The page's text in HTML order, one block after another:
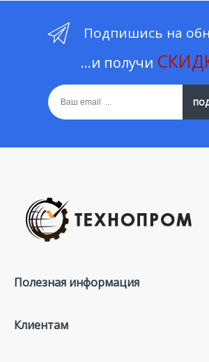
Подпишись на
...и получи
Полезная информация
Клиентам